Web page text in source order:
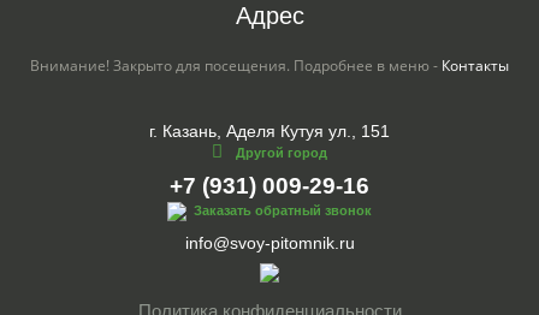
Адрес
Внимание! Закрыто для посещения. Подробнее в меню - Контакты
г. Казань, Аделя Кутуя ул., 151
Другой город
+7 (931) 009-29-16
Заказать обратный звонок
info@svoy-pitomnik.ru
Политика конфиденциальности